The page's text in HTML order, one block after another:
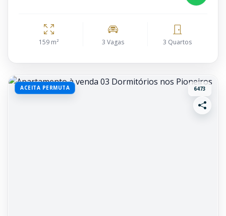
159 m² 3 Vagas 3 Quartos
ACEITA PERMUTA 6473